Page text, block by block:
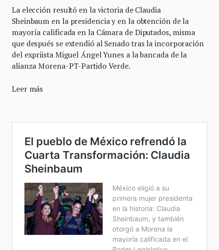
La elección resultó en la victoria de Claudia
Sheinbaum en la presidencia y en la obtención de la
mayoría calificada en la Cámara de Diputados, misma
que después se extendió al Senado tras la incorporación
del expriista Miguel Ángel Yunes a la bancada de la
alianza Morena-PT-Partido Verde.
Leer más